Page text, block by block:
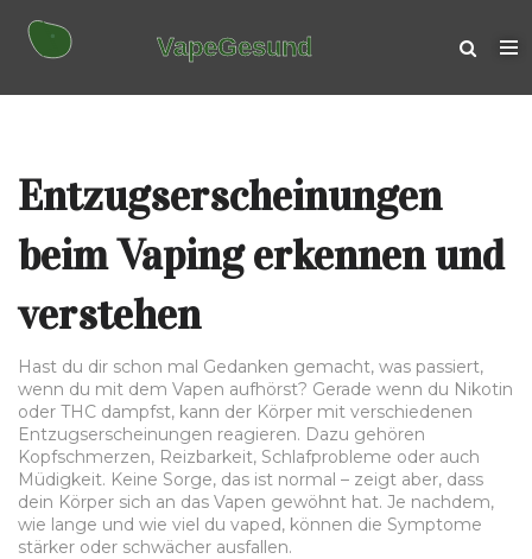
Entzugserscheinungen
beim Vaping erkennen und
verstehen
Hast du dir schon mal Gedanken gemacht, was passiert,
wenn du mit dem Vapen aufhörst? Gerade wenn du Nikotin
oder THC dampfst, kann der Körper mit verschiedenen
Entzugserscheinungen reagieren. Dazu gehören
Kopfschmerzen, Reizbarkeit, Schlafprobleme oder auch
Müdigkeit. Keine Sorge, das ist normal – zeigt aber, dass
dein Körper sich an das Vapen gewöhnt hat. Je nachdem,
wie lange und wie viel du vaped, können die Symptome
stärker oder schwächer ausfallen.